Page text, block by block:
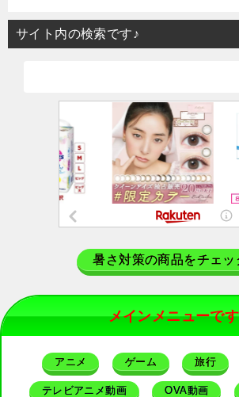
サイト内の検索です♪
暑さ対策の商品をチェッ
メインメニューで
アニメ ゲーム 旅行
テレビアニメ動画 OVA動画